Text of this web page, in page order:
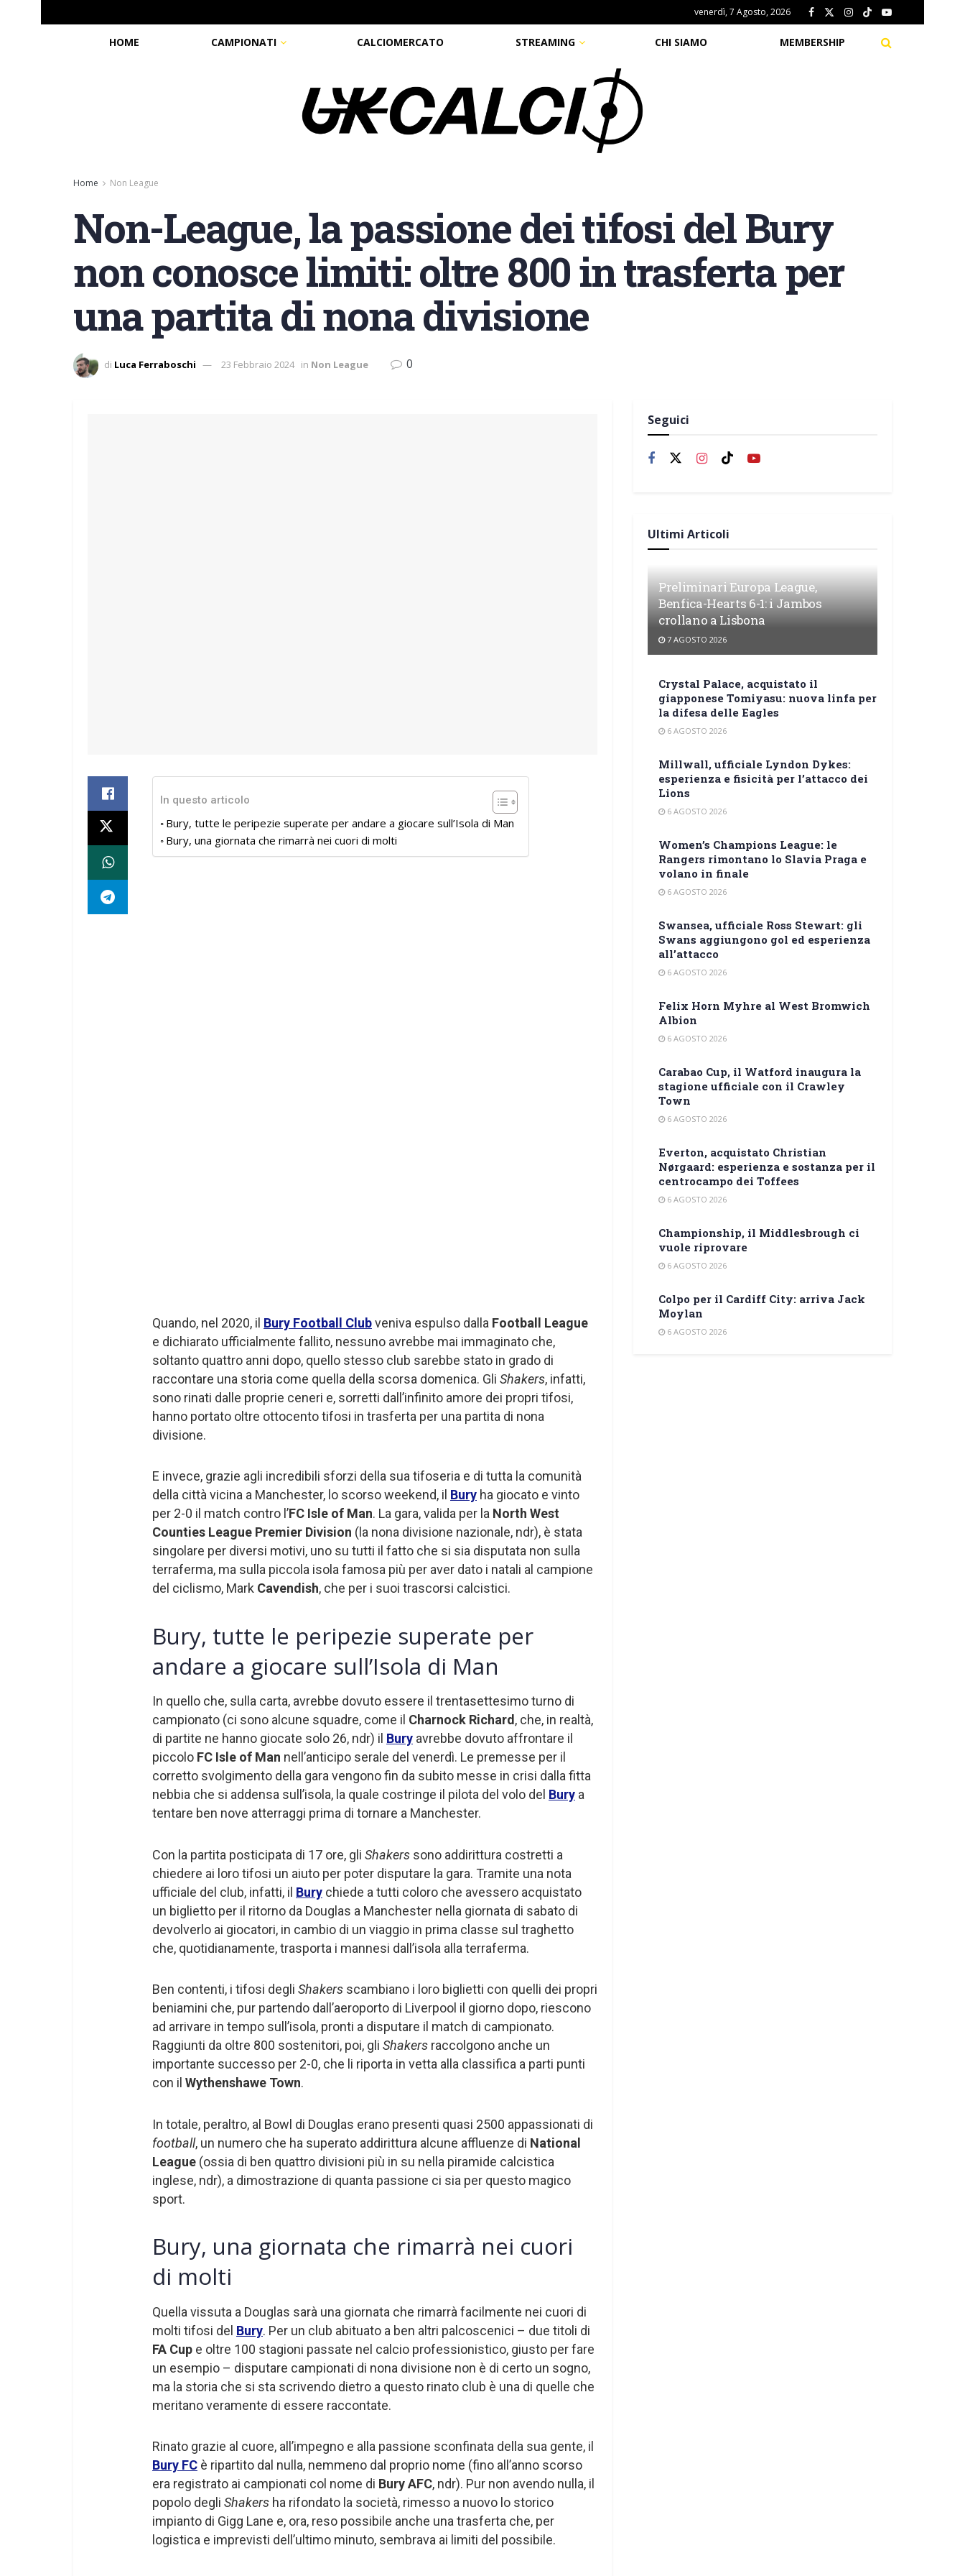
venerdì, 7 Agosto, 2026
HOME CAMPIONATI CALCIOMERCATO STREAMING CHI SIAMO MEMBERSHIP
Home Non League
Non-League, la passione dei tifosi del Bury
non conosce limiti: oltre 800 in trasferta per
una partita di nona divisione
di Luca Ferraboschi 23 Febbraio 2024 in Non League 0
In questo articolo
Bury, tutte le peripezie superate per andare a giocare sull’Isola di Man
Bury, una giornata che rimarrà nei cuori di molti
Quando, nel 2020, il Bury Football Clubveniva espulso dalla Football League
e dichiarato ufficialmente fallito, nessuno avrebbe mai immaginato che,
soltanto quattro anni dopo, quello stesso club sarebbe stato in grado di
raccontare una storia come quella della scorsa domenica. Gli Shakers, infatti,
sono rinati dalle proprie ceneri e, sorretti dall’infinito amore dei propri tifosi,
hanno portato oltre ottocento tifosi in trasferta per una partita di nona
divisione.
E invece, grazie agli incredibili sforzi della sua tifoseria e di tutta la comunità
della città vicina a Manchester, lo scorso weekend, il Bury ha giocato e vinto
per 2-0 il match contro l’FC Isle of Man. La gara, valida per la North West
Counties League Premier Division (la nona divisione nazionale, ndr), è stata
singolare per diversi motivi, uno su tutti il fatto che si sia disputata non sulla
terraferma, ma sulla piccola isola famosa più per aver dato i natali al campione
del ciclismo, Mark Cavendish, che per i suoi trascorsi calcistici.
Bury, tutte le peripezie superate per
andare a giocare sull’Isola di Man
In quello che, sulla carta, avrebbe dovuto essere il trentasettesimo turno di
campionato (ci sono alcune squadre, come il Charnock Richard, che, in realtà,
di partite ne hanno giocate solo 26, ndr) il Bury avrebbe dovuto affrontare il
piccolo FC Isle of Man nell’anticipo serale del venerdì. Le premesse per il
corretto svolgimento della gara vengono fin da subito messe in crisi dalla fitta
nebbia che si addensa sull’isola, la quale costringe il pilota del volo del Bury a
tentare ben nove atterraggi prima di tornare a Manchester.
Con la partita posticipata di 17 ore, gli Shakers sono addirittura costretti a
chiedere ai loro tifosi un aiuto per poter disputare la gara. Tramite una nota
ufficiale del club, infatti, il Bury chiede a tutti coloro che avessero acquistato
un biglietto per il ritorno da Douglas a Manchester nella giornata di sabato di
devolverlo ai giocatori, in cambio di un viaggio in prima classe sul traghetto
che, quotidianamente, trasporta i mannesi dall’isola alla terraferma.
Ben contenti, i tifosi degli Shakers scambiano i loro biglietti con quelli dei propri
beniamini che, pur partendo dall’aeroporto di Liverpool il giorno dopo, riescono
ad arrivare in tempo sull’isola, pronti a disputare il match di campionato.
Raggiunti da oltre 800 sostenitori, poi, gli Shakers raccolgono anche un
importante successo per 2-0, che li riporta in vetta alla classifica a parti punti
con il Wythenshawe Town.
In totale, peraltro, al Bowl di Douglas erano presenti quasi 2500 appassionati di
football, un numero che ha superato addirittura alcune affluenze di National
League (ossia di ben quattro divisioni più in su nella piramide calcistica
inglese, ndr), a dimostrazione di quanta passione ci sia per questo magico
sport.
Bury, una giornata che rimarrà nei cuori
di molti
Quella vissuta a Douglas sarà una giornata che rimarrà facilmente nei cuori di
molti tifosi del Bury. Per un club abituato a ben altri palcoscenici – due titoli di
FA Cup e oltre 100 stagioni passate nel calcio professionistico, giusto per fare
un esempio – disputare campionati di nona divisione non è di certo un sogno,
ma la storia che si sta scrivendo dietro a questo rinato club è una di quelle che
meritano veramente di essere raccontate.
Rinato grazie al cuore, all’impegno e alla passione sconfinata della sua gente, il
Bury FC è ripartito dal nulla, nemmeno dal proprio nome (fino all’anno scorso
era registrato ai campionati col nome di Bury AFC, ndr). Pur non avendo nulla, il
popolo degli Shakers ha rifondato la società, rimesso a nuovo lo storico
impianto di Gigg Lane e, ora, reso possibile anche una trasferta che, per
logistica e imprevisti dell’ultimo minuto, sembrava ai limiti del possibile.
Seguici
Ultimi Articoli
Preliminari Europa League,
Benfica-Hearts 6-1: i Jambos
crollano a Lisbona
7 AGOSTO 2026
Crystal Palace, acquistato il
giapponese Tomiyasu: nuova linfa per
la difesa delle Eagles
6 AGOSTO 2026
Millwall, ufficiale Lyndon Dykes:
esperienza e fisicità per l’attacco dei
Lions
6 AGOSTO 2026
Women’s Champions League: le
Rangers rimontano lo Slavia Praga e
volano in finale
6 AGOSTO 2026
Swansea, ufficiale Ross Stewart: gli
Swans aggiungono gol ed esperienza
all’attacco
6 AGOSTO 2026
Felix Horn Myhre al West Bromwich
Albion
6 AGOSTO 2026
Carabao Cup, il Watford inaugura la
stagione ufficiale con il Crawley
Town
6 AGOSTO 2026
Everton, acquistato Christian
Nørgaard: esperienza e sostanza per il
centrocampo dei Toffees
6 AGOSTO 2026
Championship, il Middlesbrough ci
vuole riprovare
6 AGOSTO 2026
Colpo per il Cardiff City: arriva Jack
Moylan
6 AGOSTO 2026